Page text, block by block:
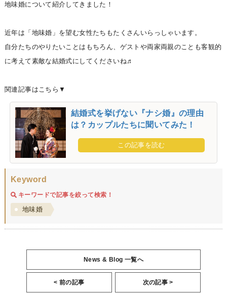
地味婚について紹介してきました！
近年は「地味婚」を望む女性たちもたくさんいらっしゃいます。
自分たちのやりたいことはもちろん、ゲストや両家両親のことも客観的
に考えて素敵な結婚式にしてくださいね♬
関連記事はこちら▼
結婚式を挙げない『ナシ婚』の理由
は？カップルたちに聞いてみた！
この記事を読む
Keyword
キーワードで記事を絞って検索！
地味婚
News & Blog 一覧へ
< 前の記事 次の記事 >